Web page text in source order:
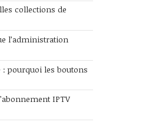
collections de
l’administration
: pourquoi les boutons
IPTV